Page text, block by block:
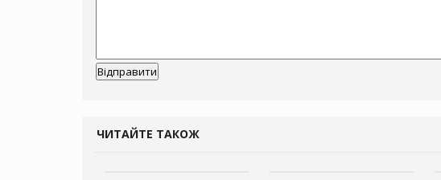
ЧИТАЙТЕ ТАКОЖ